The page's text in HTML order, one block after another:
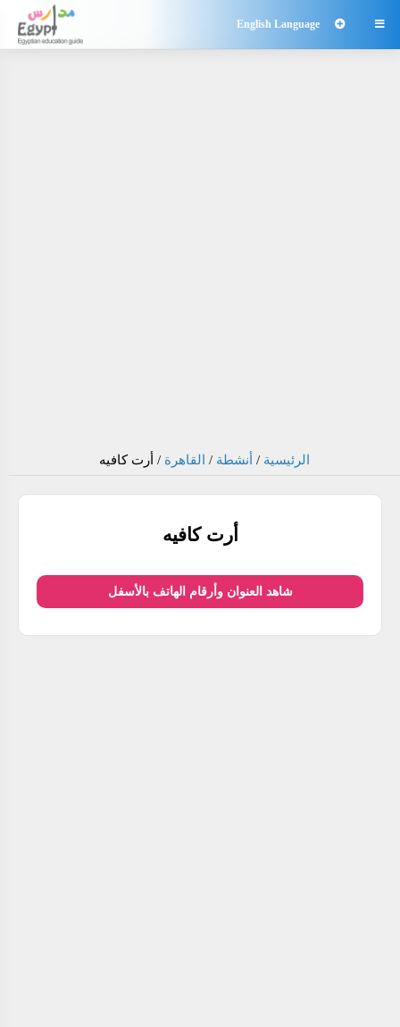

English Language
الرئيسية / أنشطة / القاهرة / أرت كافيه
أرت كافيه
شاهد العنوان وأرقام الهاتف بالأسفل